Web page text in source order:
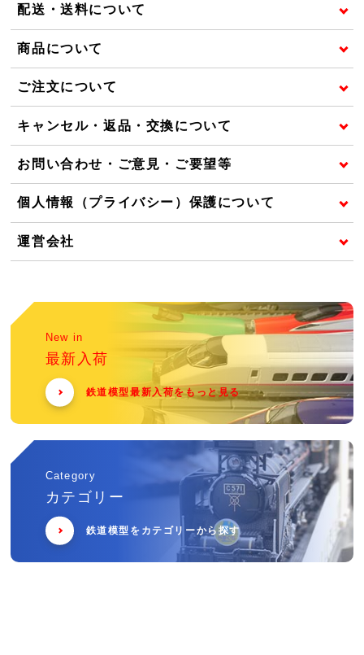
配送・送料について
商品について
ご注文について
キャンセル・返品・交換について
お問い合わせ・ご意見・ご要望等
個人情報（プライバシー）保護について
運営会社
New in
最新入荷
鉄道模型最新入荷をもっと見る
Category
カテゴリー
鉄道模型をカテゴリーから探す